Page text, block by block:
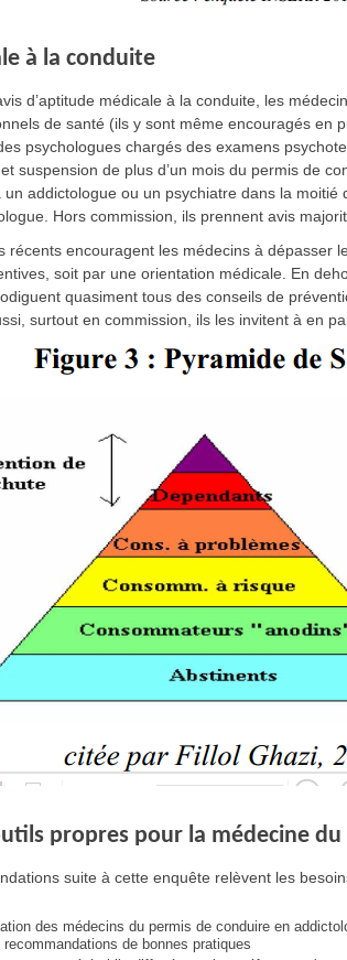
à la conduite
d’aptitude médicale à la conduite, les
de santé (ils y sont même encouragés en
psychologues chargés des examens
suspension de plus d’un mois du permis de
addictologue ou un psychiatre dans la
Hors commission, ils prennent avis
récents encouragent les médecins à dépasser
soit par une orientation médicale. En
quasiment tous des conseils de
surtout en commission, ils les invitent à en
propres pour la médecine
suite à cette enquête relèvent les
des médecins du permis de conduire en
recommandations de bonnes pratiques